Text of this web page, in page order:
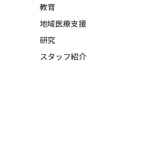
教育
地域医療支援
研究
スタッフ紹介